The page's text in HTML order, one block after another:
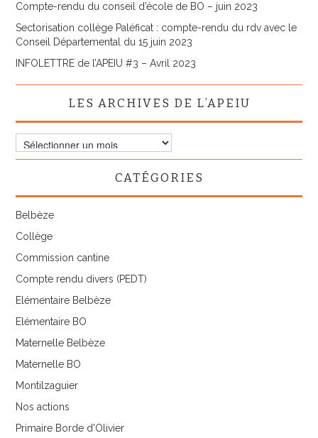
Compte-rendu du conseil d’école de BO – juin 2023
Sectorisation collège Paléficat : compte-rendu du rdv avec le
Conseil Départemental du 15 juin 2023
INFOLETTRE de l’APEIU #3 – Avril 2023
LES ARCHIVES DE L’APEIU
Les
archives
CATÉGORIES
Belbèze
Collège
Commission cantine
Compte rendu divers (PEDT)
Elémentaire Belbèze
Elémentaire BO
Maternelle Belbèze
Maternelle BO
Montilzaguier
Nos actions
Primaire Borde d'Olivier